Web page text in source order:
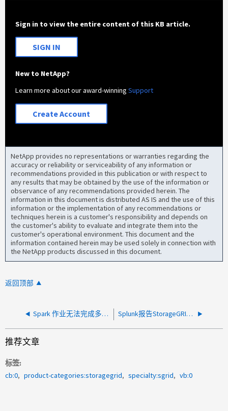
Sign in to view the entire content of this KB article.
SIGN IN
New to NetApp?
Learn more about our award-winningSupport
Create Account
NetApp provides no representations or warranties regarding the
accuracy or reliability or serviceability of any information or
recommendations provided in this publication or with respect to
any results that may be obtained by the use of the information or
observance of any recommendations provided herein. The
information in this document is distributed AS IS and the use of this
information or the implementation of any recommendations or
techniques herein is a customer's responsibility and depends on
the customer's ability to evaluate and integrate them into the
customer's operational environment. This document and the
information contained herein may be used solely in connection with
the NetApp products discussed in this document.
返回顶部
Spark 作业无法完成多部分上传到 StorageGRID 中的 S3 存储桶 Splunk报告StorageGRID 出现404错误
推荐文章
标签
cb:0
product-categories:storagegrid specialty:sgrid vb:0